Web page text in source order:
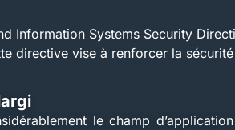
Information Systems Security
directive vise à renforcer la
le champ